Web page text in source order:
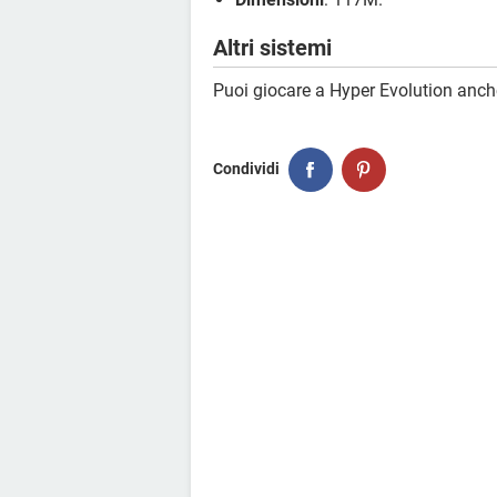
Altri sistemi
Puoi giocare a Hyper Evolution
Condividi